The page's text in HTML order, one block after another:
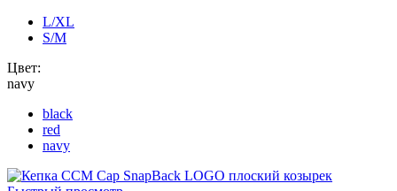
L/XL
S/M
Цвет:
navy
black
red
navy